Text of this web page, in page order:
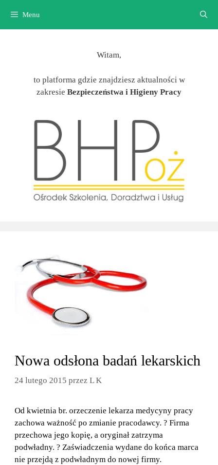
treści
Menu
Witam,
to platforma gdzie znajdziesz aktualności w
zakresie Bezpieczeństwa i Higieny Pracy
Nowa odsłona badań lekarskich
24 lutego 2015 przez L K
Od kwietnia br. orzeczenie lekarza medycyny pracy
zachowa ważność po zmianie pracodawcy. ? Firma
przechowa jego kopię, a oryginał zatrzyma
podwładny. ? Zaświadczenia wydane do końca marca
nie przejdą z podwładnym do nowej firmy.